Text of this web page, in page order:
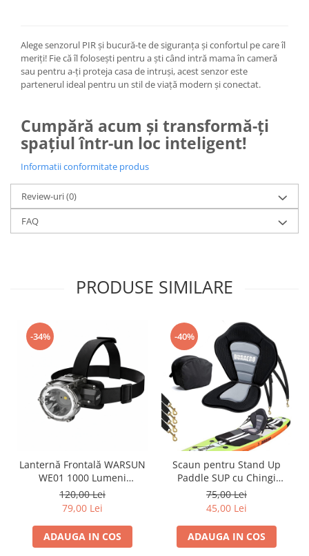
Alege senzorul PIR și bucură-te de siguranța și confortul pe care îl
meriți! Fie că îl folosești pentru a ști când intră mama în cameră
sau pentru a-ți proteja casa de intruși, acest senzor este
partenerul ideal pentru un stil de viață modern și conectat.
Cumpără acum și transformă-ți
spațiul într-un loc inteligent!
Informatii conformitate produs
Review-uri(0)
FAQ
PRODUSE SIMILARE
-34%
Lanternă Frontală WARSUN
WE01 1000 Lumeni
Reîncărcabilă USB IP67
Senzor Mișcare 40h
Autonomie
120,00 Lei
79,00 Lei
ADAUGA IN COS
-40%
Scaun pentru Stand Up
Paddle SUP cu Chingi
Reglabile - Second Hand
Verificat
75,00 Lei
45,00 Lei
ADAUGA IN COS